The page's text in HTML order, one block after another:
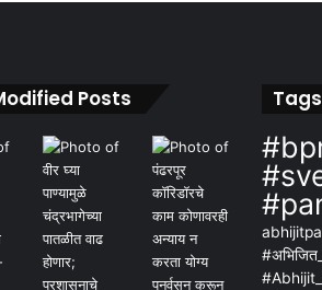
Posts Tags